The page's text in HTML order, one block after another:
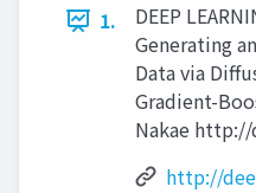
1.
DEEP
Generating
Data via
Gradient-
Nakae
http://